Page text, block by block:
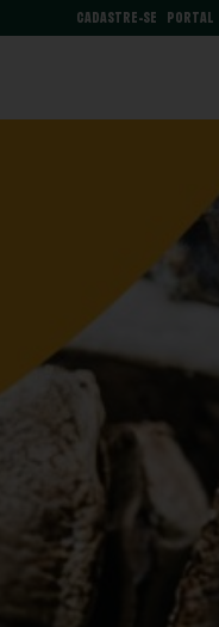
PORTAL
CADASTRE-SE